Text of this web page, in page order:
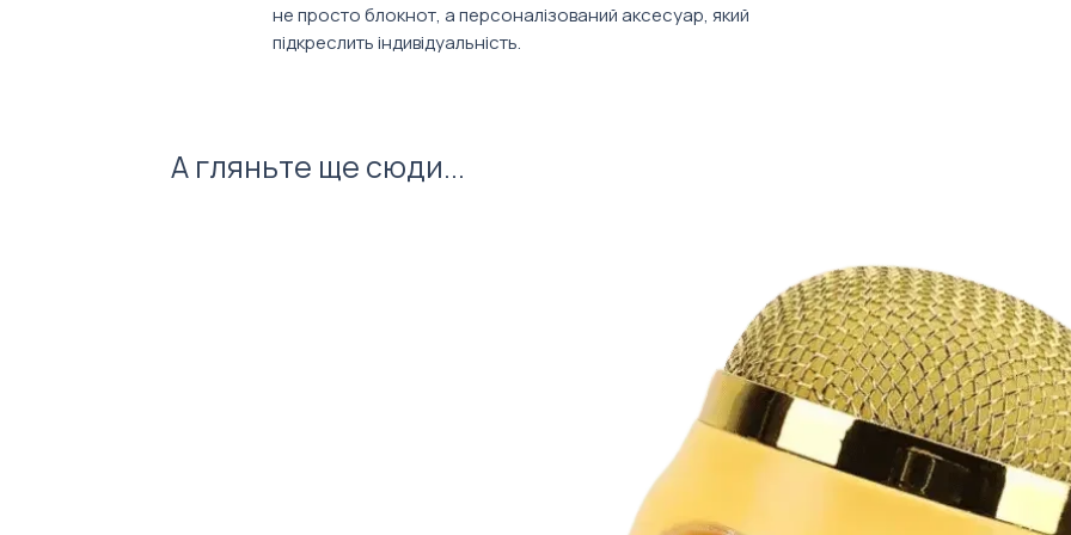
не просто блокнот, а персоналізований аксесуар, який
підкреслить індивідуальність.
Доступна широка палітра кольорів.
А гляньте ще сюди...